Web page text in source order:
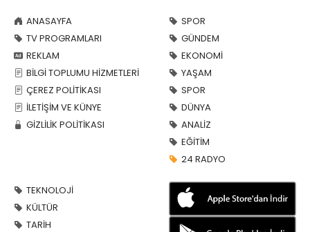
ANASAYFA
TV PROGRAMLARI
REKLAM
BİLGİ TOPLUMU HİZMETLERİ
ÇEREZ POLİTİKASI
İLETİŞİM VE KÜNYE
GİZLİLİK POLİTİKASI
SPOR
GÜNDEM
EKONOMİ
YAŞAM
SPOR
DÜNYA
ANALİZ
EĞİTİM
24 RADYO
TEKNOLOJİ
KÜLTÜR
TARİH